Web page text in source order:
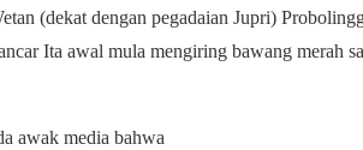
(dekat dengan pegadaian Jupri)
Ita awal mula mengiring bawang merah
awak media bahwa